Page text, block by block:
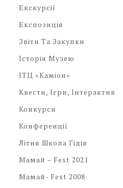
Екскурсії
Експозиція
Звіти Та Закупки
Історія Музею
ІТЦ «Каміон»
Квести, Ігри, Інтерактив
Конкурси
Конференції
Літня Школа Гідів
Мамай – Fest 2021
Мамай- Fest 2008